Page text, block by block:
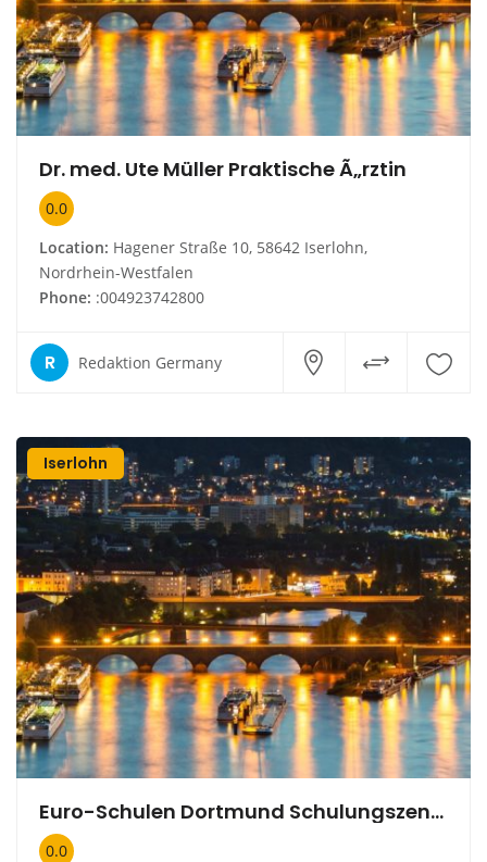
Dr. med. Ute Müller Praktische Ã„rztin
0.0
Location: Hagener Straße 10, 58642 Iserlohn,
Nordrhein-Westfalen
Phone: :004923742800
R Redaktion Germany
Iserlohn
Euro-Schulen Dortmund Schulungszentrum Iserlohn
0.0